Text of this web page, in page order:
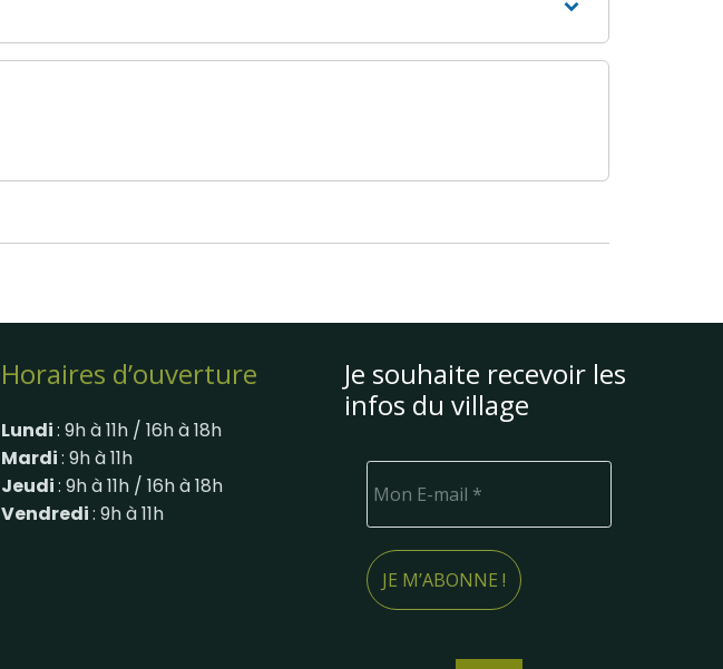
Horaires d’ouverture
Lundi: 9h à 11h / 16h à 18h
Mardi: 9h à 11h
Jeudi: 9h à 11h / 16h à 18h
Vendredi: 9h à 11h
Je souhaite recevoir les
infos du village